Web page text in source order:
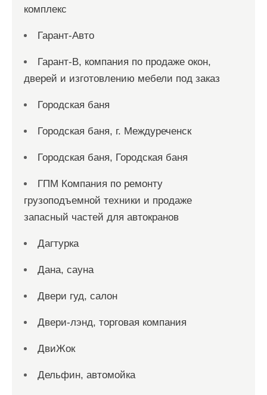
комплекс
Гарант-Авто
Гарант-В, компания по продаже окон,
дверей и изготовлению мебели под заказ
Городская баня
Городская баня, г. Междуреченск
Городская баня, Городская баня
ГПМ Компания по ремонту
грузоподъемной техники и продаже
запасный частей для автокранов
Дагтурка
Дана, сауна
Двери гуд, салон
Двери-лэнд, торговая компания
ДвиЖок
Дельфин, автомойка